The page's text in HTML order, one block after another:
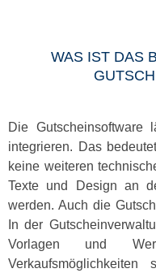
WAS IST DAS
Die
integrieren. Das
keine weiteren
Texte und Design an
werden. Auch die
In der
Vorlagen und
Verkaufsmöglichkeiten